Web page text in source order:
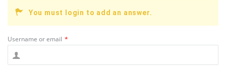
You must login to add an answer.
Username or email *